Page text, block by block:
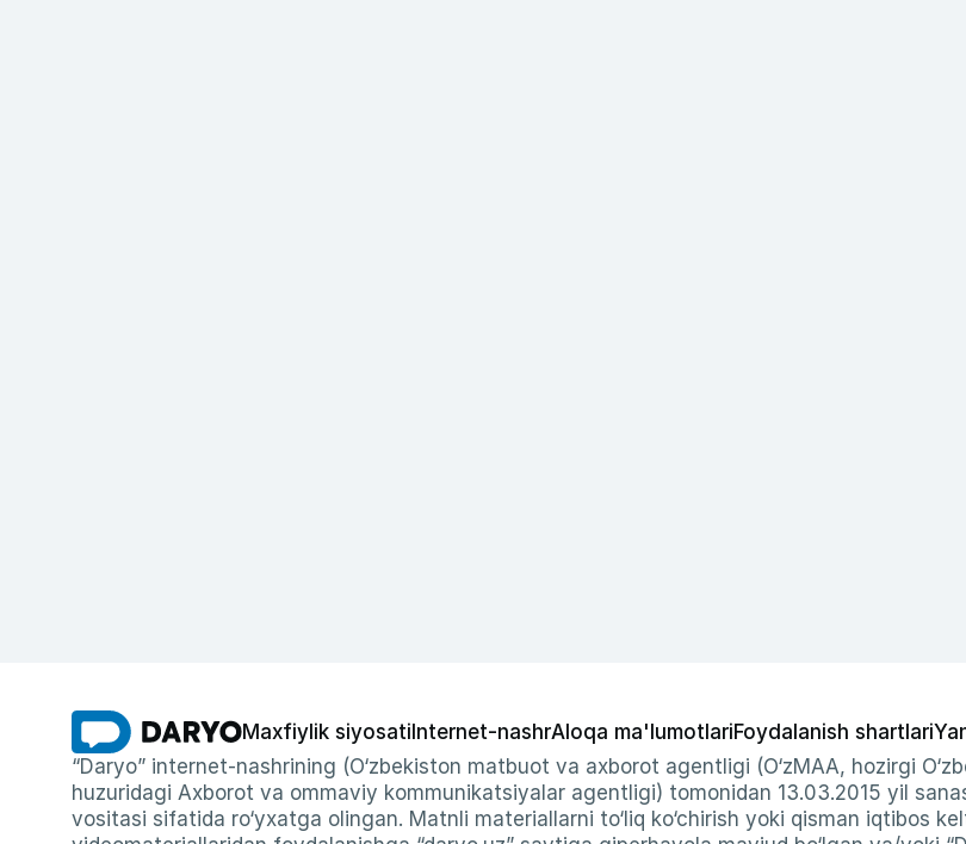
Maxfiylik siyosati Internet-nashrAloqa ma'lumotlariFoydalanish shartlari
“Daryo” internet-nashrining (O‘zbekiston matbuot va axborot agentligi (O‘zMAA, hozirgi
huzuridagi Axborot va ommaviy kommunikatsiyalar agentligi) tomonidan 13.03.2015 yil
vositasi sifatida ro‘yxatga olingan. Matnli materiallarni to‘liq ko‘chirish yoki qisman iqtibos